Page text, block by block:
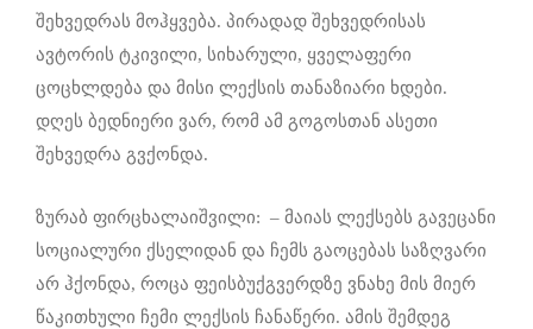
შეხვედრას მოჰყვება. პირადად შეხვედრისას
ავტორის ტკივილი, სიხარული, ყველაფერი
ცოცხლდება და მისი ლექსის თანაზიარი ხდები.
დღეს ბედნიერი ვარ, რომ ამ გოგოსთან ასეთი
შეხვედრა გვქონდა.
ზურაბ ფირცხალაიშვილი: – მაიას ლექსებს გავეცანი
სოციალური ქსელიდან და ჩემს გაოცებას საზღვარი
არ ჰქონდა, როცა ფეისბუქგვერდზე ვნახე მის მიერ
წაკითხული ჩემი ლექსის ჩანაწერი. ამის შემდეგ